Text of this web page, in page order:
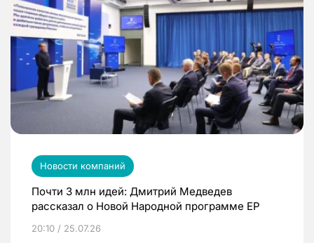
Новости компаний
Почти 3 млн идей: Дмитрий Медведев
рассказал о Новой Народной программе ЕР
20:10 / 25.07.26